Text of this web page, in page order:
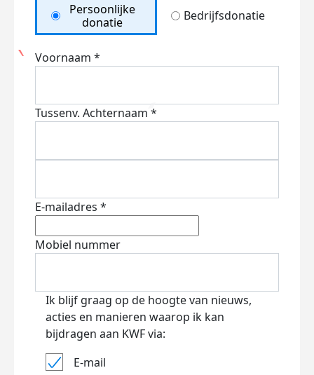
Persoonlijke
donatie
Bedrijfsdonatie
Voornaam *
Tussenv. Achternaam *
E-mailadres *
Mobiel nummer
Ik blijf graag op de hoogte van nieuws,
acties en manieren waarop ik kan
bijdragen aan KWF via:
E-mail